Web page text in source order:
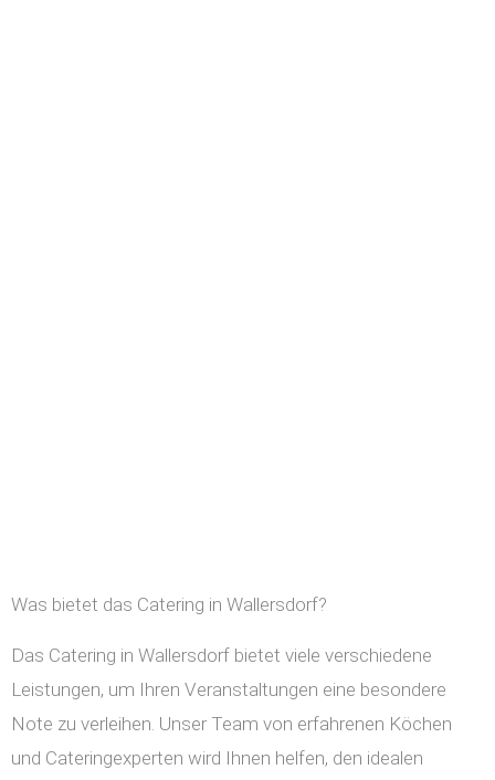
Was bietet das Catering in Wallersdorf?
Das Catering in Wallersdorf bietet viele verschiedene
Leistungen, um Ihren Veranstaltungen eine besondere
Note zu verleihen. Unser Team von erfahrenen Köchen
und Cateringexperten wird Ihnen helfen, den idealen